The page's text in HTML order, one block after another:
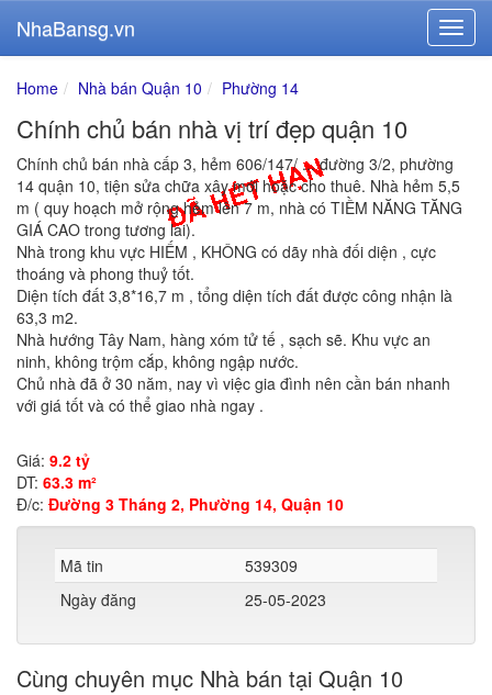
NhaBansg.vn
Home Nhà bán Quận 10 Phường 14
Chính chủ bán nhà vị trí đẹp quận 10
Chính chủ bán nhà cấp 3, hẻm 606/147/ ... đường 3/2, phường
14 quận 10, tiện sửa chữa xây mới hoặc cho thuê. Nhà hẻm 5,5
m ( quy hoạch mở rộng hẻm lên 7 m, nhà có TIỀM NĂNG TĂNG
GIÁ CAO trong tương lai).
Nhà trong khu vực HIẾM , KHÔNG có dãy nhà đối diện , cực
thoáng và phong thuỷ tốt.
Diện tích đất 3,8*16,7 m , tổng diện tích đất được công nhận là
63,3 m2.
Nhà hướng Tây Nam, hàng xóm tử tế , sạch sẽ. Khu vực an
ninh, không trộm cắp, không ngập nước.
Chủ nhà đã ở 30 năm, nay vì việc gia đình nên cần bán nhanh
với giá tốt và có thể giao nhà ngay .
Giá: 9.2 tỷ
DT: 63.3 m²
Đ/c: Đường 3 Tháng 2, Phường 14, Quận 10
Mã tin
539309
Ngày đăng
25-05-2023
Cùng chuyên mục Nhà bán tại Quận 10